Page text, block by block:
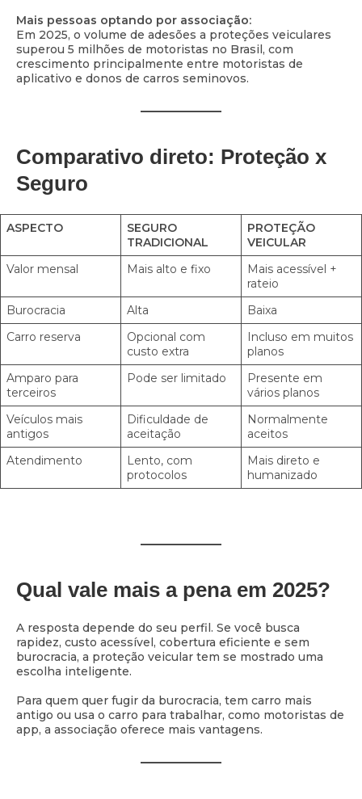
Mais pessoas optando por associação:
Em 2025, o volume de adesões a proteções veiculares
superou 5 milhões de motoristas no Brasil, com
crescimento principalmente entre motoristas de
aplicativo e donos de carros seminovos.
Comparativo direto: Proteção x
Seguro
ASPECTO
SEGURO
TRADICIONAL
PROTEÇÃO
VEICULAR
Valor mensal
Mais alto e fixo
Mais acessível +
rateio
Burocracia
Alta
Baixa
Carro reserva
Opcional com
custo extra
Incluso em muitos
planos
Amparo para
terceiros
Pode ser limitado
Presente em
vários planos
Veículos mais
antigos
Dificuldade de
aceitação
Normalmente
aceitos
Atendimento
Lento, com
protocolos
Mais direto e
humanizado
Qual vale mais a pena em 2025?
A resposta depende do seu perfil. Se você busca
rapidez, custo acessível, cobertura eficiente e sem
burocracia, a proteção veicular tem se mostrado uma
escolha inteligente.
Para quem quer fugir da burocracia, tem carro mais
antigo ou usa o carro para trabalhar, como motoristas de
app, a associação oferece mais vantagens.